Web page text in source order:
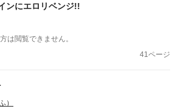
ンにエロリベンジ!!
は閲覧できません。
41ページ
）